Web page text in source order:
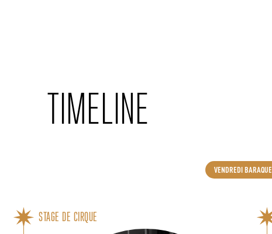
TIMELINE
VENDREDI BARAQUE
STAGE DE CIRQUE